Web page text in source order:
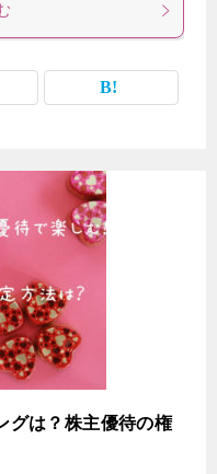
グは？株主優待の権